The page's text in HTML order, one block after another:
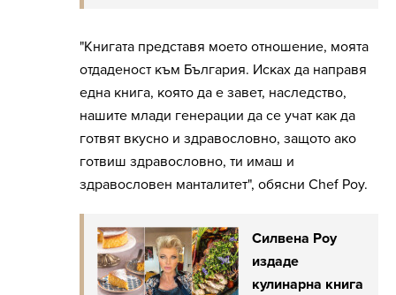
"Книгата представя моето отношение, моята
отдаденост към България. Исках да направя
една книга, която да е завет, наследство,
нашите млади генерации да се учат как да
готвят вкусно и здравословно, защото ако
готвиш здравословно, ти имаш и
здравословен манталитет", обясни Chef Роу.
Силвена Роу
издаде
кулинарна книга